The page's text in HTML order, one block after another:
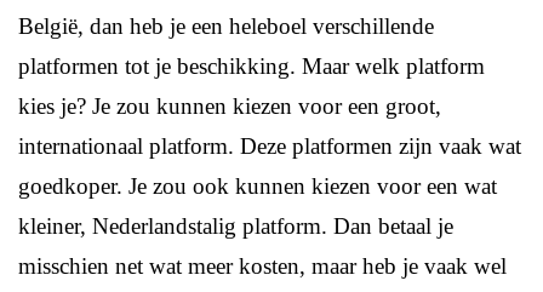
België, dan heb je een heleboel verschillende
platformen tot je beschikking. Maar welk platform
kies je? Je zou kunnen kiezen voor een groot,
internationaal platform. Deze platformen zijn vaak wat
goedkoper. Je zou ook kunnen kiezen voor een wat
kleiner, Nederlandstalig platform. Dan betaal je
misschien net wat meer kosten, maar heb je vaak wel